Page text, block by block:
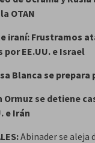
OTAN
iraní: Frustramos
EE.UU. e Israel
Blanca se
Ormuz se detiene
e Irán
Abinader se aleja